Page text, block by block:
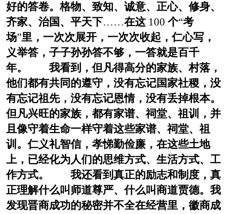
好的答卷。格物、致知、诚意、正心、修身、
齐家、治国、平天下……在这 100 个“考
场”里，一次次展开，一次次收起，仁心写，
义举答，子子孙孙答不够，一答就是百千
年。 我看到，但凡得高分的家族、村落，
他们都有共同的遵守，没有忘记国家社稷，没
有忘记祖先，没有忘记恩情，没有丢掉根本。
但凡兴旺的家族，都有家谱、祠堂、祖训，并
且像守着生命一样守着这些家谱、祠堂、祖
训。仁义礼智信，孝悌勤俭廉，在这些土地
上，已经化为人们的思维方式、生活方式、工
作方式。 我还看到真正的励志和制度，真
正理解什么叫师道尊严、什么叫商道贾德。我
发现晋商成功的秘密并不全在经营里，徽商成